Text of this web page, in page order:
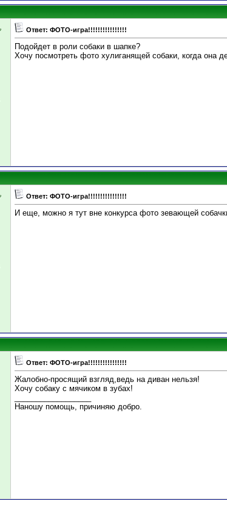
Ответ: ФОТО-игра!!!!!!!!!!!!!!!!
Подойдет в роли собаки в шапке?
Хочу посмотреть фото хулиганящей собаки, когда она
Ответ: ФОТО-игра!!!!!!!!!!!!!!!!
И еще, можно я тут вне конкурса фото зевающей
Ответ: ФОТО-игра!!!!!!!!!!!!!!!!
Жалобно-просящий взгляд,ведь на диван нельзя!
Хочу собаку с мячиком в зубах!
Наношу помощь, причиняю добро.